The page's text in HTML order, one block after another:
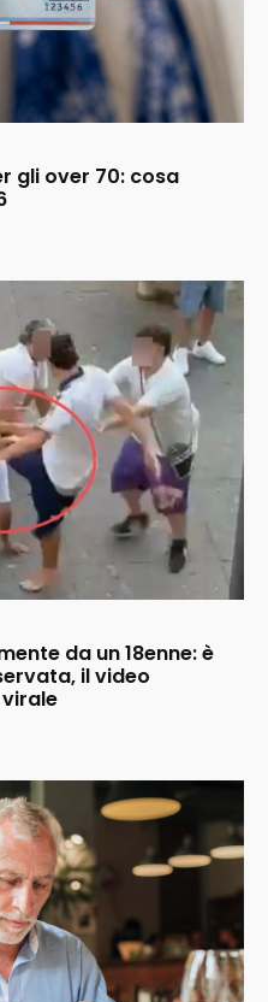
gli over 70: cosa
da un 18enne: è
il video